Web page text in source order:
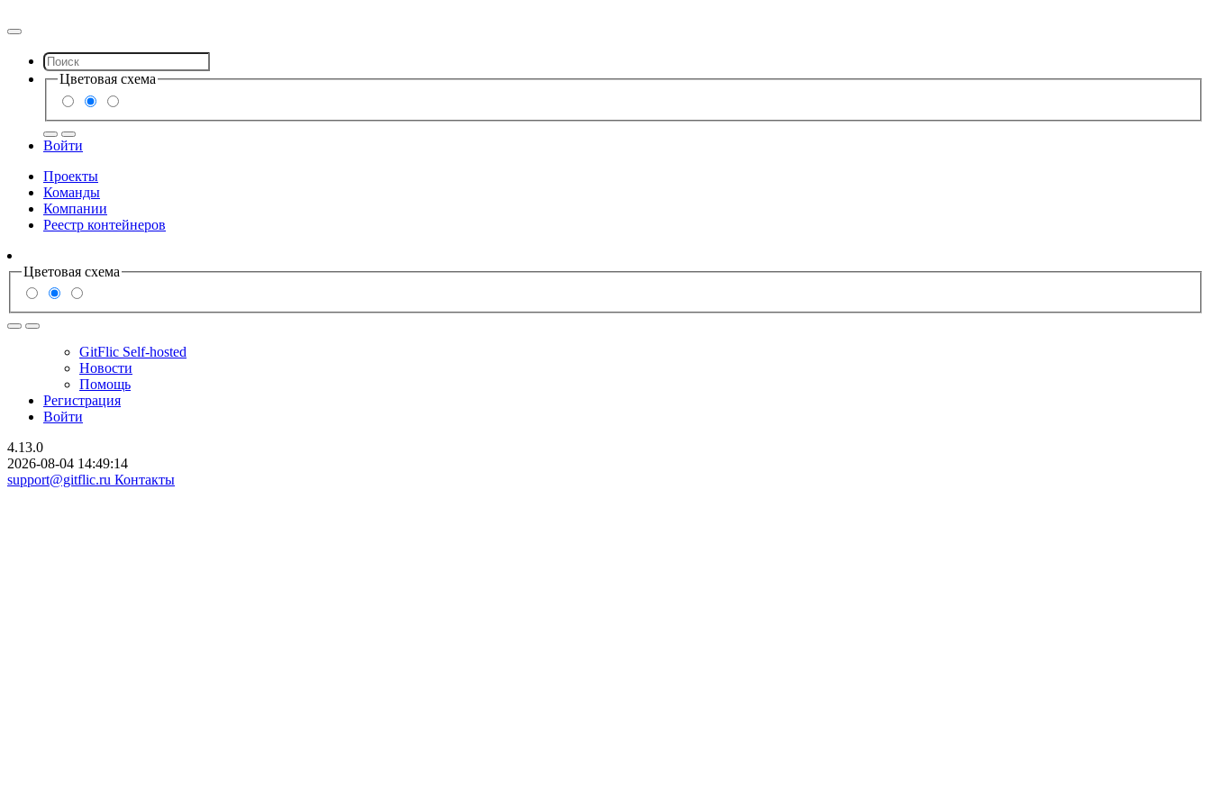
Цветовая схема
Войти
Проекты
Команды
Компании
Реестр контейнеров
Цветовая схема
GitFlic Self-hosted
Новости
Помощь
Регистрация
Войти
4.13.0
2026-08-04 14:49:14
support@gitflic.ru Контакты